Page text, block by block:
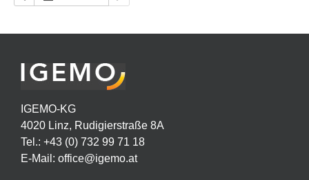
IGEMO-KG
4020 Linz, Rudigierstraße 8A
Tel.: +43 (0) 732 99 71 18
E-Mail: office@igemo.at